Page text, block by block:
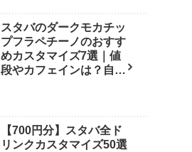
スタバのダークモカチッ
プフラペチーノのおすす
めカスタマイズ7選｜値
段やカフェインは？自宅
【700円分】スタバ全ド
リンクカスタマイズ50選